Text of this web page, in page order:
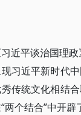
习近平谈治国理
习近平新时代
传统文化相结
两个结合”中开辟